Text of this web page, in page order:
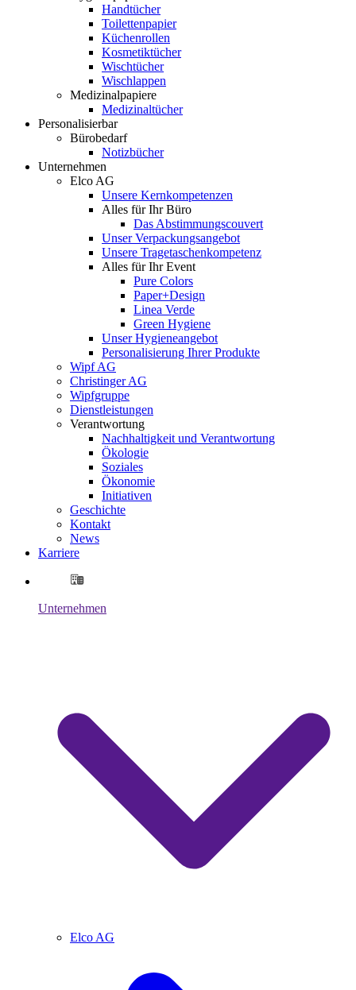
Handtücher
Toilettenpapier
Küchenrollen
Kosmetiktücher
Wischtücher
Wischlappen
Medizinalpapiere
Medizinaltücher
Personalisierbar
Bürobedarf
Notizbücher
Unternehmen
Elco AG
Unsere Kernkompetenzen
Alles für Ihr Büro
Das Abstimmungscouvert
Unser Verpackungsangebot
Unsere Tragetaschenkompetenz
Alles für Ihr Event
Pure Colors
Paper+Design
Linea Verde
Green Hygiene
Unser Hygieneangebot
Personalisierung Ihrer Produkte
Wipf AG
Christinger AG
Wipfgruppe
Dienstleistungen
Verantwortung
Nachhaltigkeit und Verantwortung
Ökologie
Soziales
Ökonomie
Initiativen
Geschichte
Kontakt
News
Karriere
Unternehmen
Elco AG